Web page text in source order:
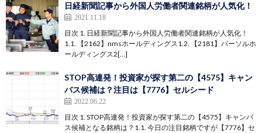
日経新聞記事から外国人労働者関連銘柄が人気化！
2021.11.18
目次 1. 日経新聞記事から外国人労働者関連銘柄が人気化！
1.1. 【2162】nmsホールディングス1.2. 【2181】パーソルホ
ールディングス2[…]
STOP高連発！投資家が探す第二の【4575】キャン
バス候補は？注目は【7776】セルシード
2022.06.22
目次 1. STOP高連発！投資家が探す第二の【4575】キャンバ
ス候補となる銘柄は？1.1. 今日の注目銘柄ですが【7776】セ